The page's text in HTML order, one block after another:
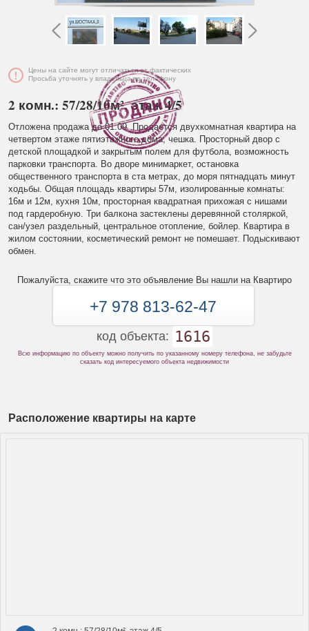
Цены на сайте могут отличаться от фактических
Просьба уточнять у владельца по телефону
2 комн.: 57/28/10м², этаж 4/5
Отложена продажа до 01.09. Продается двухкомнатная квартира на
четвертом этаже пятиэтажного дома, чешка. Просторный двор с
детской площадкой и закрытым полем для футбола, возможность
парковки транспорта. Во дворе минимаркет, остановка
общественного транспорта в ста метрах, до моря пятнадцать минут
ходьбы. Общая площадь квартиры 57м, изолированные комнаты:
16м и 12м, кухня 10м, просторная квадратная прихожая с нишами
под гардеробную. Три балкона застеклены деревянной столяркой,
сан/узел раздельный, центральное отопление, бойлер. Квартира в
жилом состоянии, косметический ремонт не помешает. Подыскивают
обмен.
Пожалуйста, скажите что это объявление Вы нашли на Квартиро
+7 978 813-62-47
код объекта: 1616
Всю информацию по объекту можно получить по указанному номеру телефона, не забудьте
сказать код интересуемого объекта недвижимости
Расположение квартиры на карте